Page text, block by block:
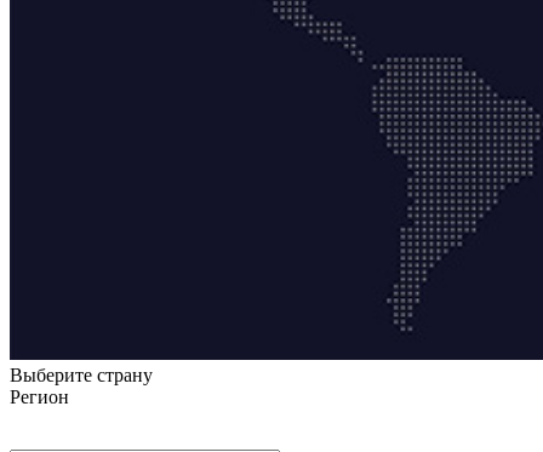
Выберите страну
Регион